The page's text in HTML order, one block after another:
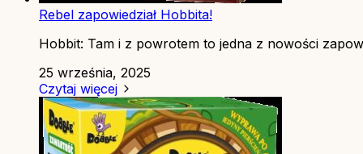
Rebel zapowiedział Hobbita!
Hobbit: Tam i z powrotem to jedna z nowości
25 września, 2025
Czytaj więcej